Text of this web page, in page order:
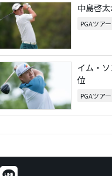
中島啓
PGAツアー
イム・
位
PGAツアー